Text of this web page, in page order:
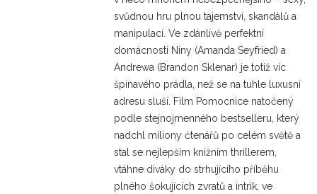
svůdnou hru plnou tajemství, skandálů a
manipulací. Ve zdánlivě perfektní
domácnosti Niny (Amanda Seyfried) a
Andrewa (Brandon Sklenar) je totiž víc
špinavého prádla, než se na tuhle luxusní
adresu sluší. Film Pomocnice natočený
podle stejnojmenného bestselleru, který
nadchl miliony čtenářů po celém světě a
stal se nejlepším knižním thrillerem,
vtáhne diváky do strhujícího příběhu
plného šokujících zvratů a intrik, ve